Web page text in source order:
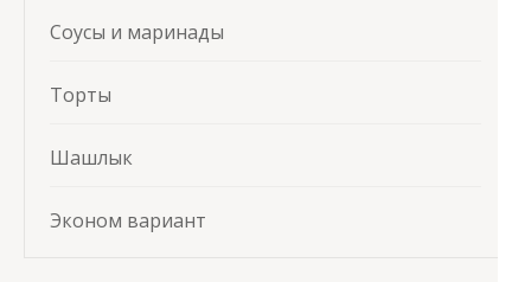
Соусы и маринады
Торты
Шашлык
Эконом вариант